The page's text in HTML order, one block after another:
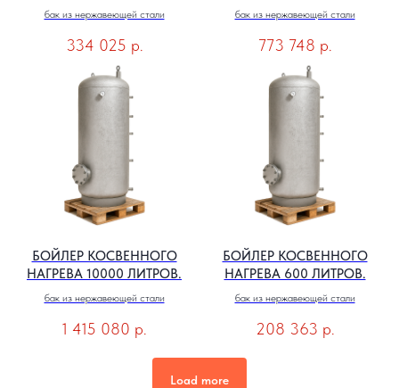
бак из нержавеющей стали
334 025 р.
бак из нержавеющей стали
773 748 р.
БОЙЛЕР КОСВЕННОГО
НАГРЕВА 10000 ЛИТРОВ.
бак из нержавеющей стали
1 415 080 р.
БОЙЛЕР КОСВЕННОГО
НАГРЕВА 600 ЛИТРОВ.
бак из нержавеющей стали
208 363 р.
Load more